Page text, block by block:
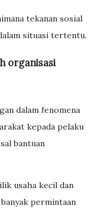
tekanan sosial
situasi tertentu.
organisasi
dalam fenomena
kepada pelaku
bantuan
usaha kecil dan
permintaan